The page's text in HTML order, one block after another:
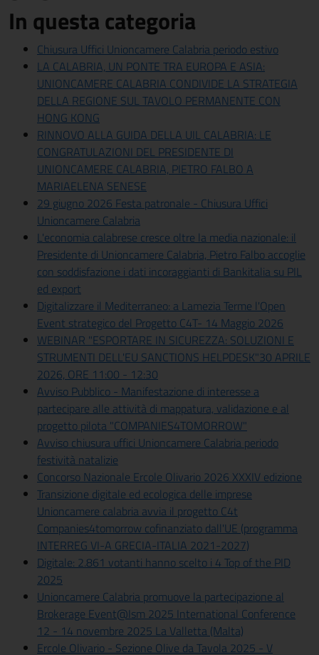
In questa categoria
Chiusura Uffici Unioncamere Calabria periodo estivo
LA CALABRIA, UN PONTE TRA EUROPA E ASIA:
UNIONCAMERE CALABRIA CONDIVIDE LA STRATEGIA
DELLA REGIONE SUL TAVOLO PERMANENTE CON
HONG KONG
RINNOVO ALLA GUIDA DELLA UIL CALABRIA: LE
CONGRATULAZIONI DEL PRESIDENTE DI
UNIONCAMERE CALABRIA, PIETRO FALBO A
MARIAELENA SENESE
29 giugno 2026 Festa patronale - Chiusura Uffici
Unioncamere Calabria
L'economia calabrese cresce oltre la media nazionale: il
Presidente di Unioncamere Calabria, Pietro Falbo accoglie
con soddisfazione i dati incoraggianti di Bankitalia su PIL
ed export
Digitalizzare il Mediterraneo: a Lamezia Terme l'Open
Event strategico del Progetto C4T- 14 Maggio 2026
WEBINAR "ESPORTARE IN SICUREZZA: SOLUZIONI E
STRUMENTI DELL'EU SANCTIONS HELPDESK"30 APRILE
2026, ORE 11:00 - 12:30
Avviso Pubblico - Manifestazione di interesse a
partecipare alle attività di mappatura, validazione e al
progetto pilota "COMPANIES4TOMORROW"
Avviso chiusura uffici Unioncamere Calabria periodo
festività natalizie
Concorso Nazionale Ercole Olivario 2026 XXXIV edizione
Transizione digitale ed ecologica delle imprese
Unioncamere calabria avvia il progetto C4t
Companies4tomorrow cofinanziato dall'UE (programma
INTERREG VI-A GRECIA-ITALIA 2021-2027)
Digitale: 2.861 votanti hanno scelto i 4 Top of the PID
2025
Unioncamere Calabria promuove la partecipazione al
Brokerage Event@Ism 2025 International Conference
12 - 14 novembre 2025 La Valletta (Malta)
Ercole Olivario - Sezione Olive da Tavola 2025 - V